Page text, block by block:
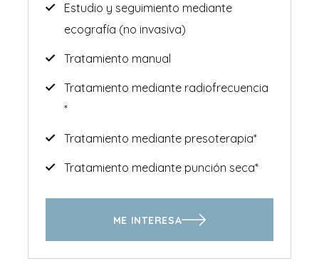
Estudio y seguimiento mediante
ecografía (no invasiva)
Tratamiento manual
Tratamiento mediante radiofrecuencia
*
Tratamiento mediante presoterapia*
Tratamiento mediante punción seca*
ME INTERESA